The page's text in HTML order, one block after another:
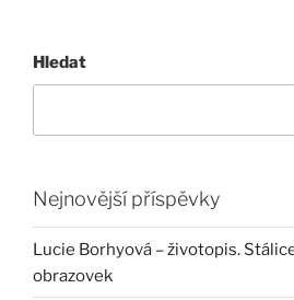
Hledat
Nejnovější příspěvky
Lucie Borhyová – životopis.
obrazovek